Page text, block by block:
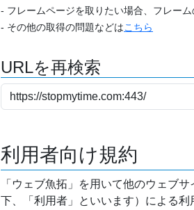
- フレームページを取りたい場合、フレー
- その他の取得の問題などはこちら
URLを再検索
利用者向け規約
「ウェブ魚拓」を用いて他のウェブ
下、「利用者」といいます）による